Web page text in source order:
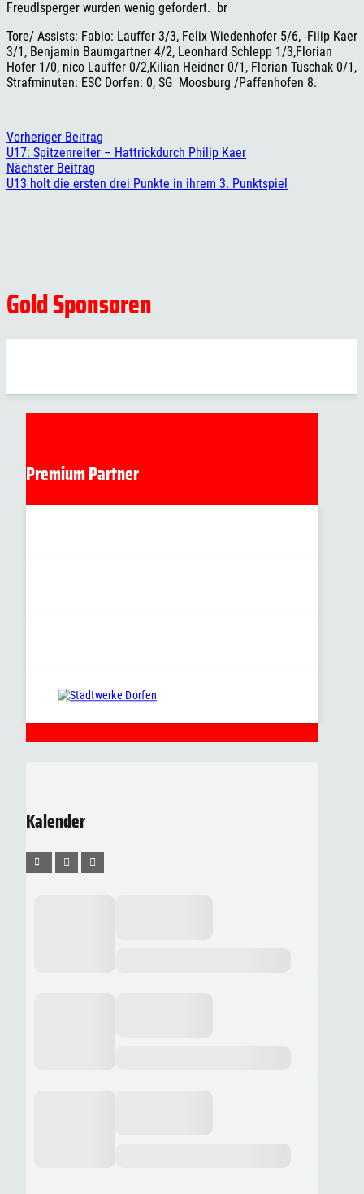
Freudlsperger wurden wenig gefordert. br
Tore/ Assists: Fabio: Lauffer 3/3, Felix Wiedenhofer 5/6, -Filip Kaer
3/1, Benjamin Baumgartner 4/2, Leonhard Schlepp 1/3,Florian
Hofer 1/0, nico Lauffer 0/2,Kilian Heidner 0/1, Florian Tuschak 0/1,
Strafminuten: ESC Dorfen: 0, SG Moosburg /Paffenhofen 8.
Vorheriger Beitrag
U17: Spitzenreiter – Hattrickdurch Philip Kaer
Nächster Beitrag
U13 holt die ersten drei Punkte in ihrem 3. Punktspiel
Gold Sponsoren
Premium Partner
Kalender